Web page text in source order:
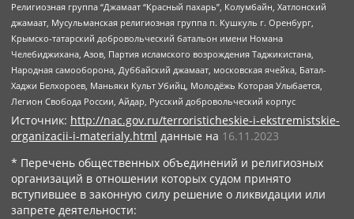
Религиозная группа “Джамаат “Красный пахарь”, Колумбайн, Хатлонский
джамаат, Мусульманская религиозная группа п. Кушкуль г. Оренбург,
Крымско-татарский добровольческий батальон имени Номана
Челебиджихана, Азов, Партия исламского возрождения Таджикистана,
Народная самооборона, Дуббайский джамаат, московская ячейка, Батал-
Хаджи Белхороев, Маньяки Культ Убийц, Молодёжь Которая Улыбается,
Легион Свобода России, Айдар, Русский добровольческий корпус
Источник: http://nac.gov.ru/terroristicheskie-i-ekstremistskie-
organizacii-i-materialy.html данные на 16.11.2023
* Перечень общественных объединений и религиозных
организаций в отношении которых судом принято
вступившее в законную силу решение о ликвидации или
запрете деятельности: